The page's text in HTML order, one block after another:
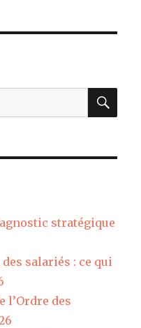
stratégique
salariés : ce qui
l’Ordre des